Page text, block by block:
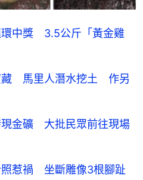
環中獎 3.5公斤「黃金雞
藏 馬里人潛水挖土 作另
現金礦 大批民眾前往現場
照惹禍 坐斷雕像3根腳趾